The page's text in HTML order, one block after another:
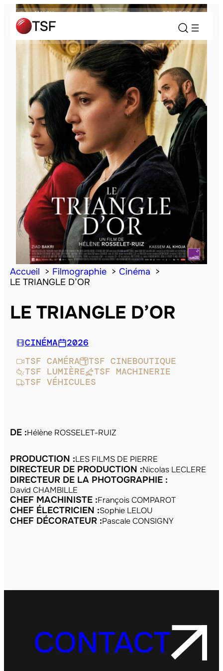
Accueil Filmographie
Cinéma
LE TRIANGLE D’OR
LE TRIANGLE D’OR
CINÉMA
2026
TSF CAMÉRA
TSF CINEBOUTIQUE
TSF LUMIÈRE
TSF MACHINERIE
TSF VÉHICULES
DE :Hélène ROSSELET-RUIZ
PRODUCTION :LES FILMS DE PIERRE
DIRECTEUR DE PRODUCTION :Nicolas LECLERE
DIRECTEUR DE LA PHOTOGRAPHIE :
David CHAMBILLE
CHEF MACHINISTE :François COMPAROT
CHEF ÉLECTRICIEN :Sophie LELOU
CHEF DÉCORATEUR :Pascale CONSIGNY
CONTACT